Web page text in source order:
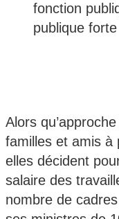
fonction
publique
Alors
familles et amis à
elles décident
salaire des
nombre de